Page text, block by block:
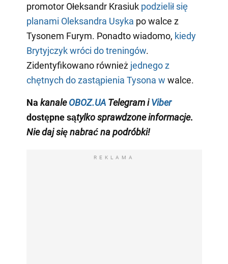
promotor Ołeksandr Krasiuk podzielił się
planami Oleksandra Usyka po walce z
Tysonem Furym. Ponadto wiadomo, kiedy
Brytyjczyk wróci do treningów.
Zidentyfikowano również jednego z
chętnych do zastąpienia Tysona w walce.
Na kanaleOBOZ.UATelegram iViber
dostępne sątylko sprawdzone informacje.
Nie daj się nabrać na podróbki!
REKLAMA